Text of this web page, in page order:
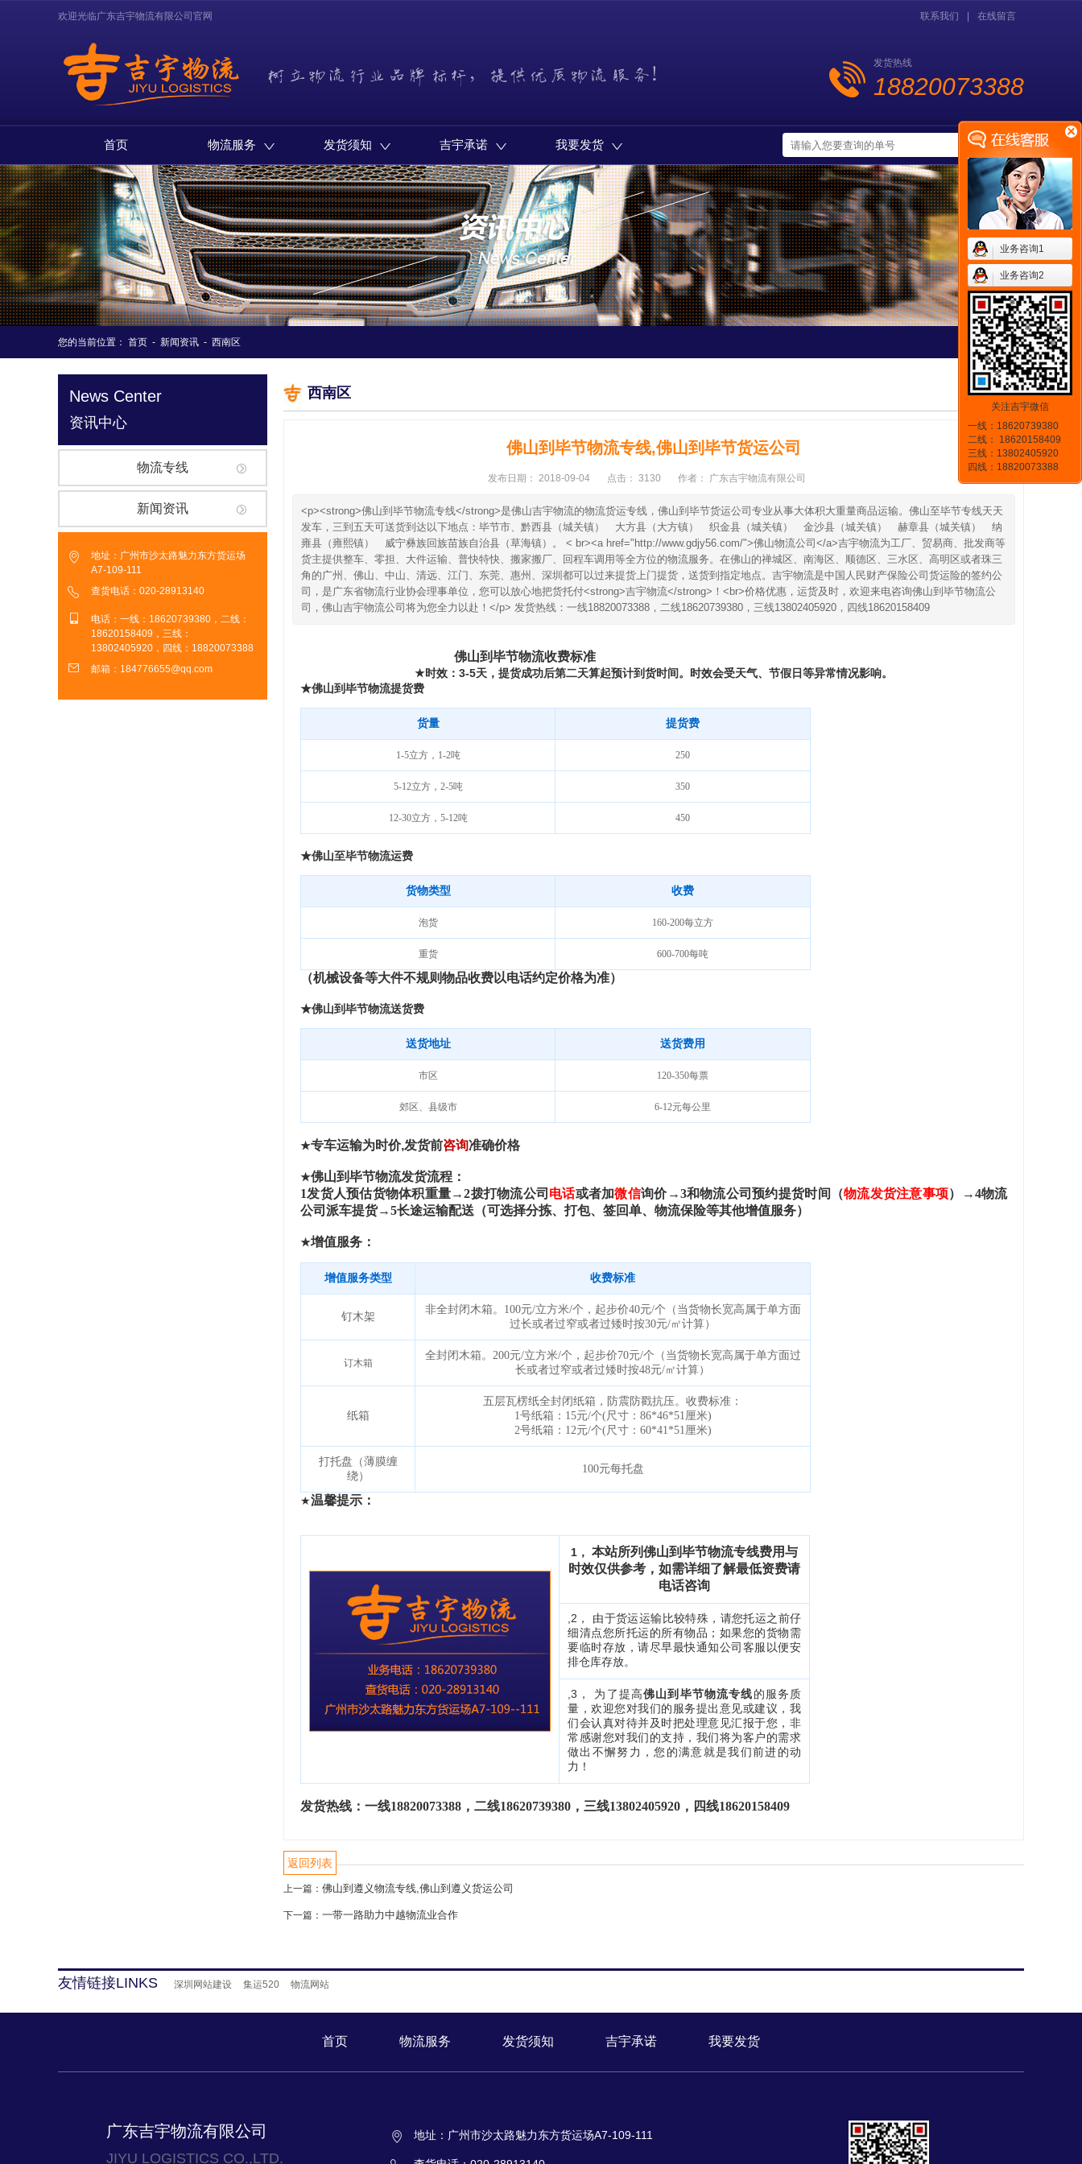
欢迎光临广东吉宇物流有限公司官网 联系我们 在线留言
发货热线
18820073388
首页 物流服务 发货须知 吉宇承诺 我要发货
您的当前位置： 首页 - 新闻资讯 - 西南区
News Center
资讯中心
物流专线
新闻资讯
地址：广州市沙太路魅力东方货运场
A7-109-111
查货电话：020-28913140
电话：一线：18620739380，二线：
18620158409，三线：
13802405920，四线：18820073388
邮箱：184776655@qq.com
西南区
佛山到毕节物流专线,佛山到毕节货运公司
发布日期： 2018-09-04 点击： 3130 作者： 广东吉宇物流有限公司
<p><strong>佛山到毕节物流专线</strong>是佛山吉宇物流的物流货运专线，佛山到毕节货运公司专业从事大体积大重量商品运输。佛山至毕节专线天天
发车，三到五天可送货到达以下地点：毕节市、黔西县（城关镇） 大方县（大方镇） 织金县（城关镇） 金沙县（城关镇） 赫章县（城关镇） 纳
雍县（雍熙镇） 威宁彝族回族苗族自治县（草海镇）。 < br><a href="http://www.gdjy56.com/">佛山物流公司</a>吉宇物流为工厂、贸易商、批发商等
货主提供整车、零担、大件运输、普快特快、搬家搬厂、回程车调用等全方位的物流服务。在佛山的禅城区、南海区、顺德区、三水区、高明区或者珠三
角的广州、佛山、中山、清远、江门、东莞、惠州、深圳都可以过来提货上门提货，送货到指定地点。吉宇物流是中国人民财产保险公司货运险的签约公
司，是广东省物流行业协会理事单位，您可以放心地把货托付<strong>吉宇物流</strong>！<br>价格优惠，运货及时，欢迎来电咨询佛山到毕节物流公
司，佛山吉宇物流公司将为您全力以赴！</p> 发货热线：一线18820073388，二线18620739380，三线13802405920，四线18620158409
佛山到毕节物流收费标准
★时效： 3-5天， 提货成功后第二天算起预计到货时间。时效会受天气、节假日等异常情况影响。
★佛山到毕节物流提货费
货量 提货费
1-5立方， 1-2吨 250
5-12立方， 2-5吨 350
12-30立方， 5-12吨 450
★佛山至毕节物流运费
货物类型 收费
泡货 160-200每立方
重货 600-700每吨
（机械设备等大件不规则物品收费以电话约定价格为准）
★佛山到毕节物流送货费
送货地址 送货费用
市区 120-350每票
郊区、县级市 6-12元每公里
★专车运输为时价,发货前咨询准确价格
★佛山到毕节物流发货流程：
1发货人预估货物体积重量→2拨打物流公司 电话或者加微信询价→3和物流公司预约提货时间（物流发货注意事项）→4物流
公司派车提货→5长途运输配送（可选择分拣、打包、签回单、物流保险等其他增值服务）
★增值服务：
增值服务类型 收费标准
钉木架
非全封闭木箱。 100元/立方米/个，起步价40元/个（当货物长宽高属于单方面
过长或者过窄或者过矮时按30元/㎡计算）
订木箱
全封闭木箱。 200元/立方米/个，起步价70元/个（当货物长宽高属于单方面过
长或者过窄或者过矮时按48元/㎡计算）
纸箱
五层瓦楞纸全封闭纸箱，防震防戳抗压。收费标准：
1号纸箱： 15元/个( 尺寸： 86*46*51厘米)
2号纸箱： 12元/个( 尺寸： 60*41*51厘米)
打托盘（薄膜缠
绕）
100元每托盘
★温馨提示：
1， 本站所列佛山到毕节物流专线费用与
时效仅供参考，如需详细了解最低资费请
电话咨询
,2， 由于货运运输比较特殊，请您托运之前仔
细清点您所托运的所有物品；如果您的货物需
要临时存放，请尽早最快通知公司客服以便安
排仓库存放。
,3， 为了提高佛山到毕节物流专线的服务质
量，欢迎您对我们的服务提出意见或建议，我
们会认真对待并及时把处理意见汇报于您，非
常感谢您对我们的支持，我们将为客户的需求
做出不懈努力，您的满意就是我们前进的动
力！
发货热线：一线18820073388 ，二线18620739380 ，三线13802405920 ，四线18620158409
返回列表
上一篇： 佛山到遵义物流专线,佛山到遵义货运公司
下一篇： 一带一路助力中越物流业合作
友情链接LINKS 深圳网站建设 集运520 物流网站
首页 物流服务 发货须知 吉宇承诺 我要发货
广东吉宇物流有限公司
JIYU LOGISTICS CO.,LTD.
地址：广州市沙太路魅力东方货运场A7-109-111
业务咨询1
业务咨询2
关注吉宇微信
一线：18620739380
二线： 18620158409
三线：13802405920
四线：18820073388